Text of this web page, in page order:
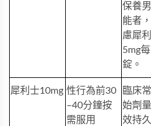
保養
能者
慮犀
5mg每
錠 。
犀利士10mg 性行為前30
–40分鐘按
需服用
臨床
始劑
效持